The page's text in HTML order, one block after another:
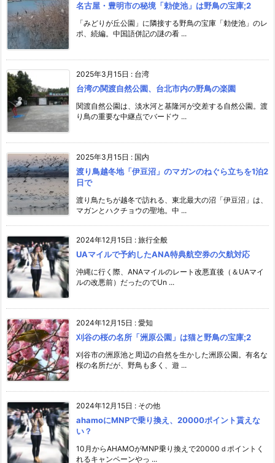
名古屋・豊明市の秘境「勅使池」は野鳥の宝庫;2
「みどりが丘公園」に隣接する野鳥の宝庫「勅使池」のレ
ポ、続編。中国語併記の謎の看 ...
2025年3月15日 : 台湾
台湾の関渡自然公園、台北市内の野鳥の楽園
関渡自然公園は、淡水河と基隆河が交差する自然公園。渡
り鳥の重要な中継点でバードウ ...
2025年3月15日 : 国内
渡り鳥越冬地「伊豆沼」のマガンのねぐら立ちを1泊2
日で
渡り鳥たちが越冬で訪れる、東北最大の沼「伊豆沼」は、
マガンとハクチョウの聖地。中 ...
2024年12月15日 : 旅行全般
UAマイルで予約したANA特典航空券の欠航対応
沖縄に行く際、ANAマイルのレート改悪直後（＆UAマイ
ルの改悪前）だったのでUn ...
2024年12月15日 : 愛知
刈谷の桜の名所「洲原公園」は猫と野鳥の宝庫;2
刈谷市の洲原池と周辺の自然を生かした洲原公園。有名な
桜の名所だが、野鳥も多く、遊 ...
2024年12月15日 : その他
ahamoにMNPで乗り換え、20000ポイント貰えな
い？
10月からAHAMOがMNP乗り換えで20000ｄポイントく
れるキャンペーンやっ ...